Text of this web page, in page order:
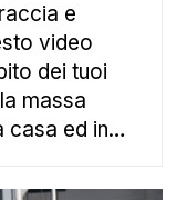
e
video
dei tuoi
massa
casa ed in…